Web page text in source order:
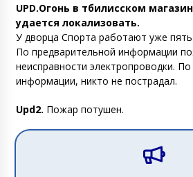
UPD.Огонь в тбилисском
удается локализовать.
У дворца Спорта работают уже
По предварительной информации
неисправности электропроводки.
информации, никто не пострадал.
Upd2. Пожар потушен.